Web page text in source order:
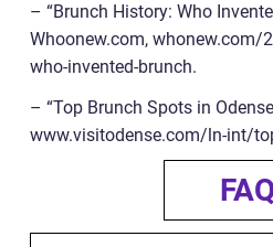
– “Brunch History: Who
Whoonew.com,
who-invented-brunch.
– “Top Brunch Spots in
www.visitodense.com/ln-int/
FAQ